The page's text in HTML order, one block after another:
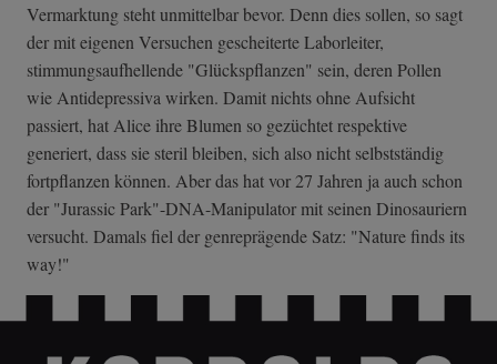
Vermarktung steht unmittelbar bevor. Denn dies sollen, so sagt
der mit eigenen Versuchen gescheiterte Laborleiter,
stimmungsaufhellende "Glückspflanzen" sein, deren Pollen
wie Antidepressiva wirken. Damit nichts ohne Aufsicht
passiert, hat Alice ihre Blumen so gezüchtet respektive
generiert, dass sie steril bleiben, sich also nicht selbstständig
fortpflanzen können. Aber das hat vor 27 Jahren ja auch schon
der "Jurassic Park"-DNA-Manipulator mit seinen Dinosauriern
versucht. Damals fiel der genreprägende Satz: "Nature finds its
way!"